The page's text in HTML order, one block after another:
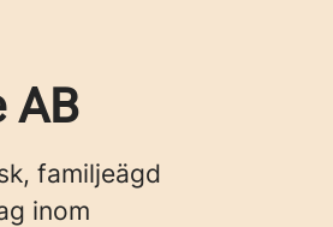
AB
familjeägd
inom